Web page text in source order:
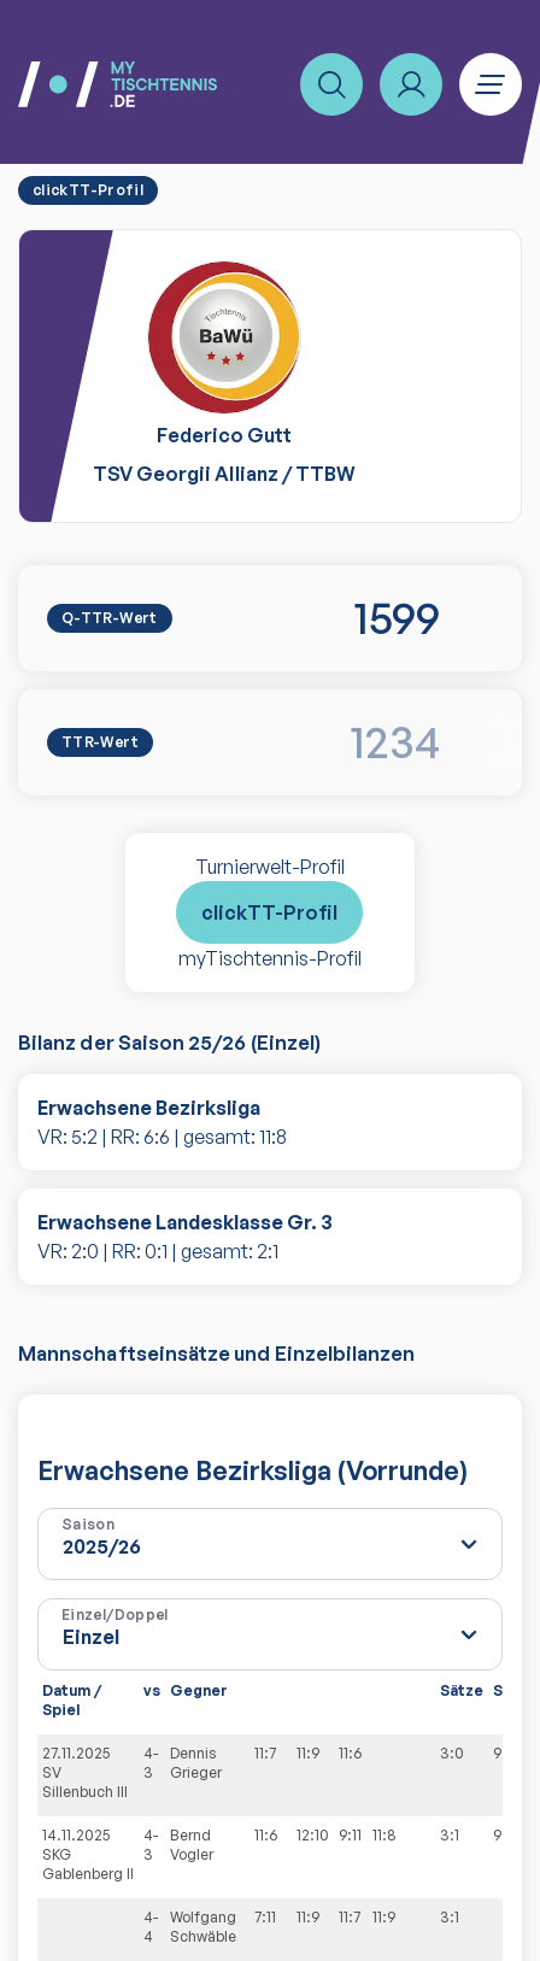
clickTT-Profil
Federico Gutt
TSV Georgii Allianz /TTBW
Q-TTR-Wert 1599
TTR-Wert 1234
Turnierwelt-Profil
clickTT-Profil
myTischtennis-Profil
Bilanz der Saison 25/26 (Einzel)
Erwachsene Bezirksliga
VR: 5:2 | RR: 6:6 | gesamt: 11:8
Erwachsene Landesklasse Gr. 3
VR: 2:0 | RR: 0:1 | gesamt: 2:1
Mannschaftseinsätze und Einzelbilanzen
Erwachsene Bezirksliga (Vorrunde)
Saison
Einzel/Doppel
Datum /
Spiel
vs Gegner Sätze Spiele
27.11.2025
SV
Sillenbuch III
4-
3
Dennis
Grieger
11:7 11:9 11:6 3:0 9:3
14.11.2025
SKG
Gablenberg II
4-
3
Bernd
Vogler
11:6 12:10 9:11 11:8 3:1 9:4
4-
4
Wolfgang
Schwäble
7:11 11:9 11:7 11:9 3:1